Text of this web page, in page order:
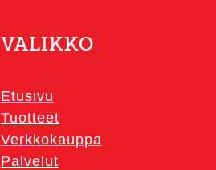
VALIKKO
Etusivu
Tuotteet
Verkkokauppa
Palvelut